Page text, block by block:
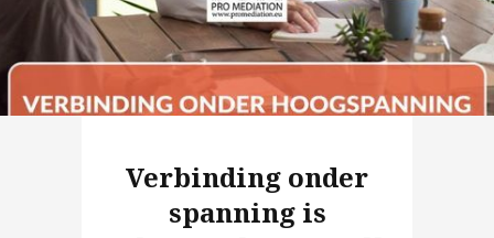
Verbinding onder
spanning is